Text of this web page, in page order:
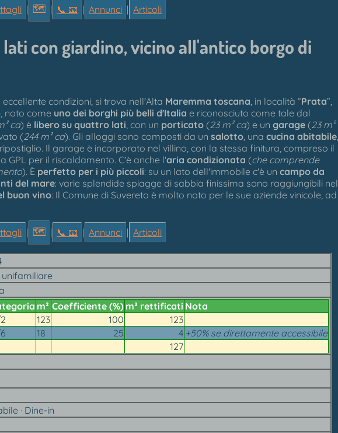
| 🗺 | 📞︎ 📧 | Annunci | Articoli
con giardino, vicino all'antico borgo di
condizioni, si trova nell'Alta Maremma toscana , in località “Prata”,
, noto come uno dei borghi più belli d'Italia e riconosciuto come tale dal
ca) è libero su quattro lati , con un porticato (23 m² ca) e un garage (23 m²
(244 m² ca). Gli alloggi sono composti da un salotto , una cucina abitabile
Il garage è incorporato nel villino, con la stessa finitura, compreso il
GPL per il riscaldamento. C'è anche l'aria condizionata (che comprende
). È perfetto per i più piccoli: su un lato dell'immobile c'è un campo da
del mare: varie splendide spiagge di sabbia finissima sono raggiungibili nel
buon vino: Il Comune di Suvereto è molto noto per le sue aziende vinicole, ad
| 🗺 | 📞︎ 📧 | Annunci | Articoli
m² Coefficiente (%) m² rettificati Nota
123 100
123
18 25 4 +50% se direttamente accessibile
127
· Dine-in